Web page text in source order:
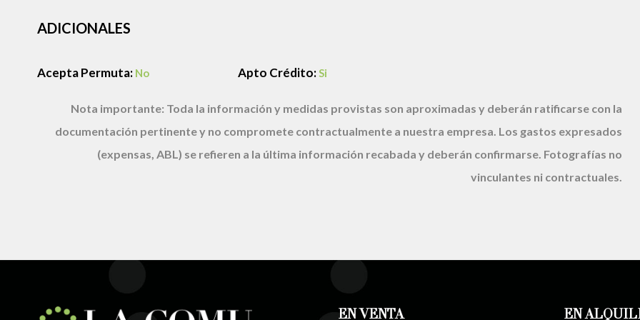
ADICIONALES
Acepta Permuta: No Apto Crédito:Si
Nota importante: Toda la información y medidas provistas son aproximadas y deberán ratificarse con la
documentación pertinente y no compromete contractualmente a nuestra empresa. Los gastos expresados
(expensas, ABL) se refieren a la última información recabada y deberán confirmarse. Fotografías no
vinculantes ni contractuales.
EN VENTA EN